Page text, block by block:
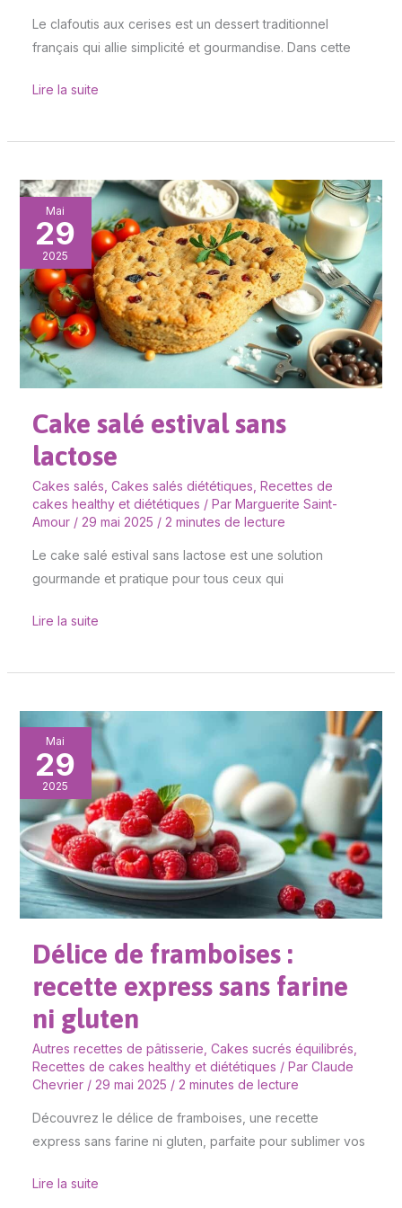
Le clafoutis aux cerises est un dessert traditionnel
français qui allie simplicité et gourmandise. Dans cette
Lire la suite
Mai
29
2025
Cake salé estival sans
lactose
Cakes salés Cakes salés diététiques Recettes de
cakes healthy et diététiques / Par Marguerite Saint-
Amour / 29 mai 2025 / 2 minutes de lecture
Le cake salé estival sans lactose est une solution
gourmande et pratique pour tous ceux qui
Cake
salé
estival
sans
lactose
Lire la suite
Mai
29
2025
Délice de framboises :
recette express sans farine
ni gluten
Autres recettes de pâtisserie Cakes sucrés équilibrés
Recettes de cakes healthy et diététiques / Par Claude
Chevrier / 29 mai 2025 / 2 minutes de lecture
Découvrez le délice de framboises, une recette
express sans farine ni gluten, parfaite pour sublimer vos
Délice
de
framboises
recette
express
sans
farine
gluten
Lire la suite